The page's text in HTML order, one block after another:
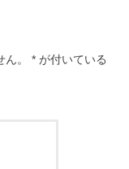
。 * が付いている